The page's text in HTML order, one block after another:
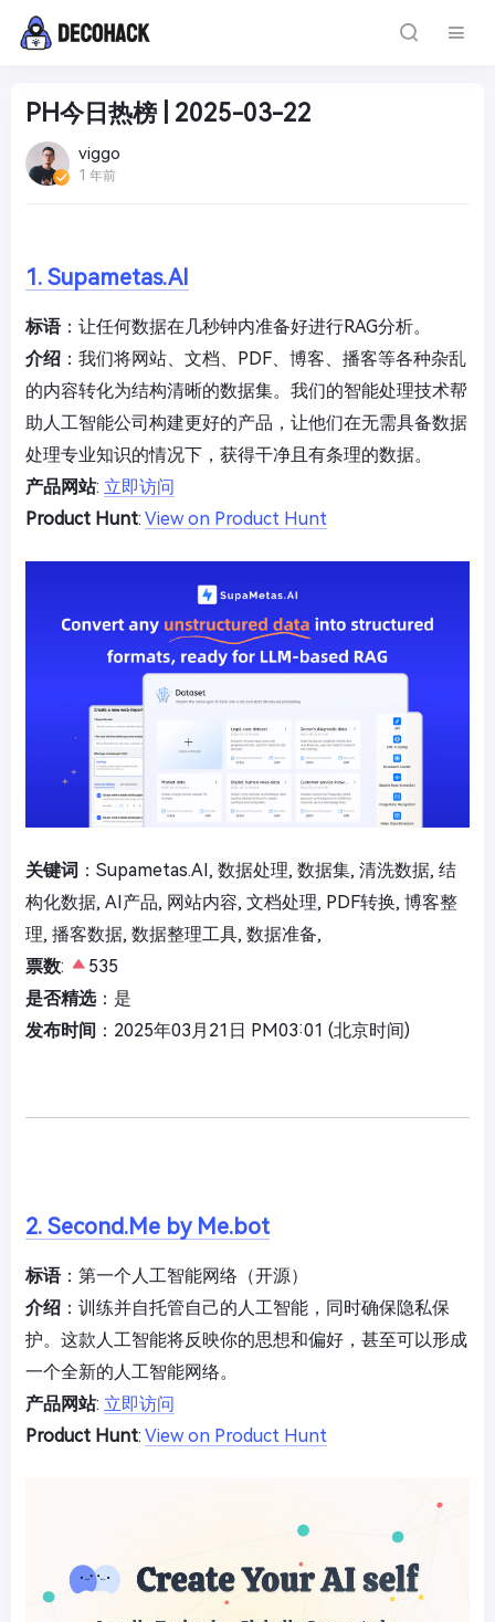
PH今日热榜 | 2025-03-22
viggo
1 年前
1. Supametas.AI
标语：让任何数据在几秒钟内准备好进行RAG分析。
介绍 ：我们将网站、文档、PDF、博客、播客等各种杂乱
的内容转化为结构清晰的数据集。我们的智能处理技术帮
助人工智能公司构建更好的产品，让他们在无需具备数据
处理专业知识的情况下，获得干净且有条理的数据。
产品网站: 立即访问
Product Hunt: View on Product Hunt
关键词 ：Supametas.AI, 数据处理, 数据集, 清洗数据, 结
构化数据, AI产品, 网站内容, 文档处理, PDF转换, 博客整
理, 播客数据, 数据整理工具, 数据准备,
票数:
535
是否精选：是
发布时间 ：2025年03月21日 PM03:01 (北京时间)
2. Second.Me by Me.bot
标语：第一个人工智能网络（开源）
介绍 ：训练并自托管自己的人工智能，同时确保隐私保
护。这款人工智能将反映你的思想和偏好，甚至可以形成
一个全新的人工智能网络。
产品网站: 立即访问
Product Hunt: View on Product Hunt